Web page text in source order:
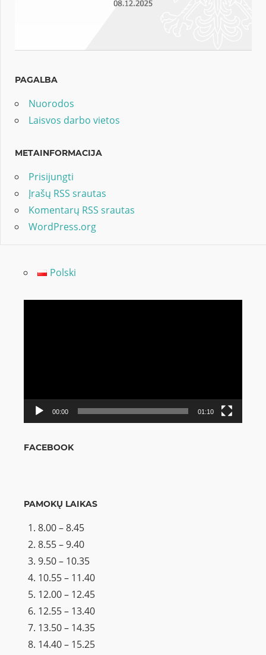
PAGALBA
Nuorodos
Laisvos darbo vietos
METAINFORMACIJA
Prisijungti
Įrašų RSS srautas
Komentarų RSS srautas
WordPress.org
Polski
00:00 01:10
FACEBOOK
PAMOKŲ LAIKAS
8.00 – 8.45
8.55 – 9.40
9.50 – 10.35
10.55 – 11.40
12.00 – 12.45
12.55 – 13.40
13.50 – 14.35
14.40 – 15.25